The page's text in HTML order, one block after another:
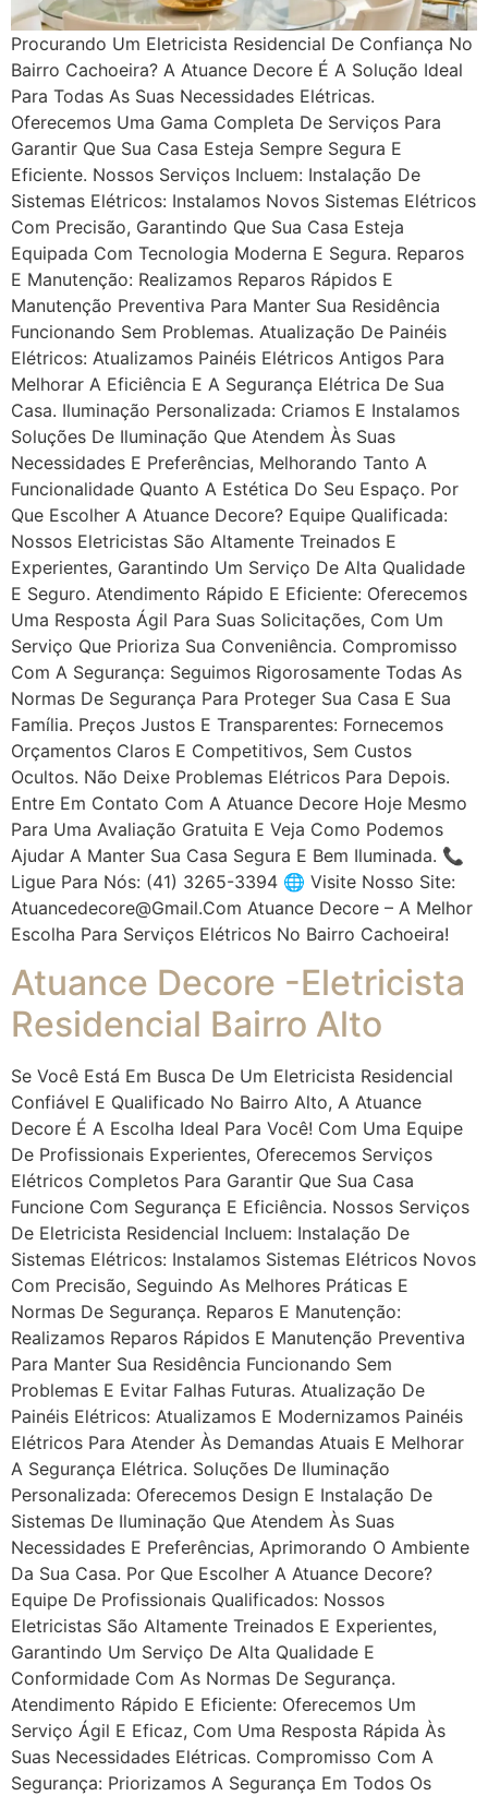
Procurando Um Eletricista Residencial De Confiança No
Bairro Cachoeira? A Atuance Decore É A Solução Ideal
Para Todas As Suas Necessidades Elétricas.
Oferecemos Uma Gama Completa De Serviços Para
Garantir Que Sua Casa Esteja Sempre Segura E
Eficiente. Nossos Serviços Incluem: Instalação De
Sistemas Elétricos: Instalamos Novos Sistemas Elétricos
Com Precisão, Garantindo Que Sua Casa Esteja
Equipada Com Tecnologia Moderna E Segura. Reparos
E Manutenção: Realizamos Reparos Rápidos E
Manutenção Preventiva Para Manter Sua Residência
Funcionando Sem Problemas. Atualização De Painéis
Elétricos: Atualizamos Painéis Elétricos Antigos Para
Melhorar A Eficiência E A Segurança Elétrica De Sua
Casa. Iluminação Personalizada: Criamos E Instalamos
Soluções De Iluminação Que Atendem Às Suas
Necessidades E Preferências, Melhorando Tanto A
Funcionalidade Quanto A Estética Do Seu Espaço. Por
Que Escolher A Atuance Decore? Equipe Qualificada:
Nossos Eletricistas São Altamente Treinados E
Experientes, Garantindo Um Serviço De Alta Qualidade
E Seguro. Atendimento Rápido E Eficiente: Oferecemos
Uma Resposta Ágil Para Suas Solicitações, Com Um
Serviço Que Prioriza Sua Conveniência. Compromisso
Com A Segurança: Seguimos Rigorosamente Todas As
Normas De Segurança Para Proteger Sua Casa E Sua
Família. Preços Justos E Transparentes: Fornecemos
Orçamentos Claros E Competitivos, Sem Custos
Ocultos. Não Deixe Problemas Elétricos Para Depois.
Entre Em Contato Com A Atuance Decore Hoje Mesmo
Para Uma Avaliação Gratuita E Veja Como Podemos
Ajudar A Manter Sua Casa Segura E Bem Iluminada. 📞
Ligue Para Nós: (41) 3265-3394 🌐 Visite Nosso Site:
Atuancedecore@gmail.com Atuance Decore – A Melhor
Escolha Para Serviços Elétricos No Bairro Cachoeira!
Atuance Decore -Eletricista
Residencial Bairro Alto
Se Você Está Em Busca De Um Eletricista Residencial
Confiável E Qualificado No Bairro Alto, A Atuance
Decore É A Escolha Ideal Para Você! Com Uma Equipe
De Profissionais Experientes, Oferecemos Serviços
Elétricos Completos Para Garantir Que Sua Casa
Funcione Com Segurança E Eficiência. Nossos Serviços
De Eletricista Residencial Incluem: Instalação De
Sistemas Elétricos: Instalamos Sistemas Elétricos Novos
Com Precisão, Seguindo As Melhores Práticas E
Normas De Segurança. Reparos E Manutenção:
Realizamos Reparos Rápidos E Manutenção Preventiva
Para Manter Sua Residência Funcionando Sem
Problemas E Evitar Falhas Futuras. Atualização De
Painéis Elétricos: Atualizamos E Modernizamos Painéis
Elétricos Para Atender Às Demandas Atuais E Melhorar
A Segurança Elétrica. Soluções De Iluminação
Personalizada: Oferecemos Design E Instalação De
Sistemas De Iluminação Que Atendem Às Suas
Necessidades E Preferências, Aprimorando O Ambiente
Da Sua Casa. Por Que Escolher A Atuance Decore?
Equipe De Profissionais Qualificados: Nossos
Eletricistas São Altamente Treinados E Experientes,
Garantindo Um Serviço De Alta Qualidade E
Conformidade Com As Normas De Segurança.
Atendimento Rápido E Eficiente: Oferecemos Um
Serviço Ágil E Eficaz, Com Uma Resposta Rápida Às
Suas Necessidades Elétricas. Compromisso Com A
Segurança: Priorizamos A Segurança Em Todos Os